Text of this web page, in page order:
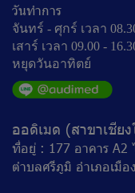
วันทำการ
จันทร์ - ศุกร์ เวลา
เสาร์ เวลา 09.00 -
หยุดวันอาทิตย์
ออดิเมด (สาขาเชีย
ที่อยู่ : 177 อาคาร A2
ตำบลศรีภูมิ อำเภอเมือ